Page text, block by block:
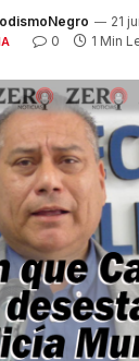
21
0 1 Min